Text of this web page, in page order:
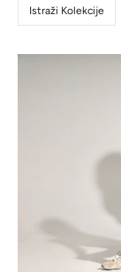
Istraži Kolekcije